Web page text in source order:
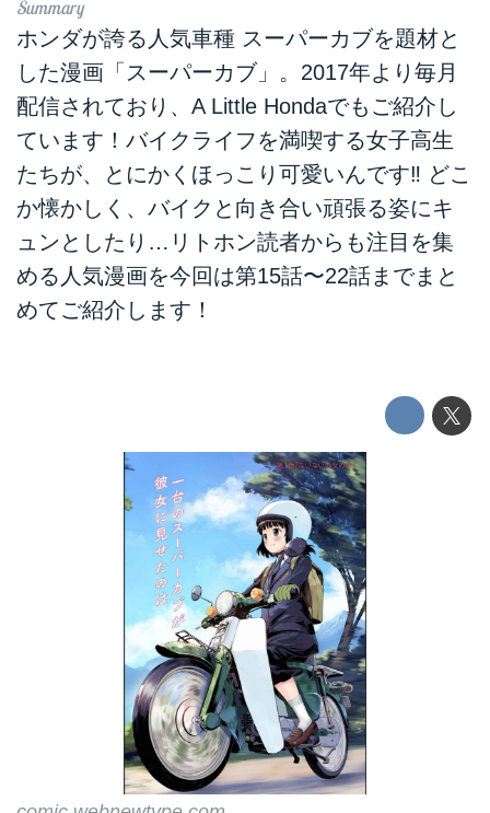
ホンダが誇る人気車種 スーパーカブを題材と
した漫画「スーパーカブ」。2017年より毎月
配信されており、A Little Hondaでもご紹介し
ています！バイクライフを満喫する女子高生
たちが、とにかくほっこり可愛いんです‼︎ どこ
か懐かしく、バイクと向き合い頑張る姿にキ
ュンとしたり…リトホン読者からも注目を集
める人気漫画を今回は第15話〜22話までまと
めてご紹介します！